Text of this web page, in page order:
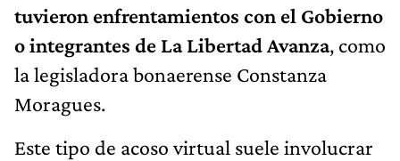
tuvieron enfrentamientos con el Gobierno
o integrantes de La Libertad Avanza, como
la legisladora bonaerense Constanza
Moragues.
Este tipo de acoso virtual suele involucrar